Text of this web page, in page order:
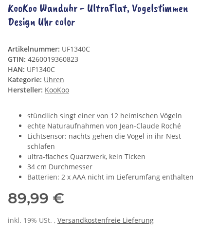
KooKoo Wanduhr - UltraFlat, Vogelstimmen
Design Uhr color
Artikelnummer: UF1340C
GTIN: 4260019360823
HAN: UF1340C
Kategorie: Uhren
Hersteller: KooKoo
stündlich singt einer von 12 heimischen Vögeln
echte Naturaufnahmen von Jean-Claude Roché
Lichtsensor: nachts gehen die Vögel in ihr Nest
schlafen
ultra-flaches Quarzwerk, kein Ticken
34 cm Durchmesser
Batterien: 2 x AAA nicht im Lieferumfang enthalten
89,99 €
inkl. 19% USt. , Versandkostenfreie Lieferung